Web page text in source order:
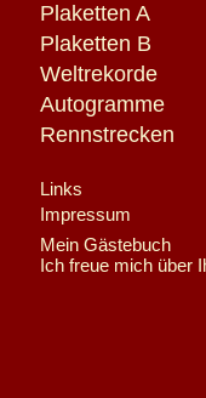
Plaketten A
Plaketten B
Weltrekorde
Autogramme
Rennstrecken
Links
Impressum
Mein Gästebuch
Ich freue mich über